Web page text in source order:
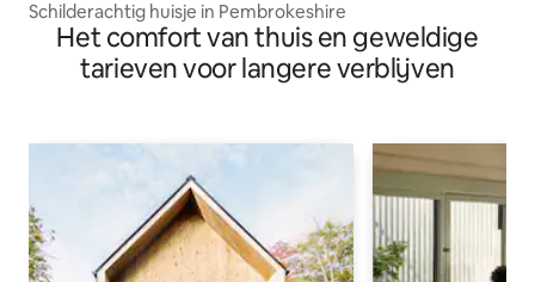
Schilderachtig huisje in Pembrokeshire
Het comfort van thuis en geweldige
tarieven voor langere verblijven